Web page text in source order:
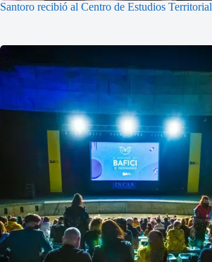
Santoro recibió al Centro de Estudios Territorial